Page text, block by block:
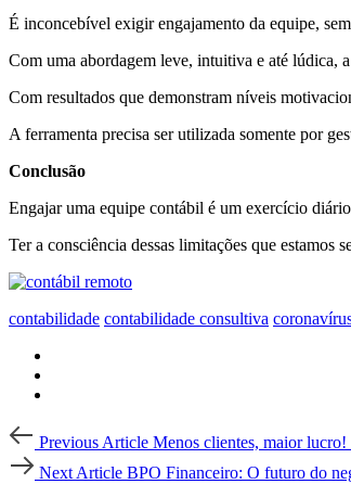
É inconcebível exigir engajamento da equipe,
Com uma abordagem leve, intuitiva e até lúdica,
Com resultados que demonstram níveis
A ferramenta precisa ser utilizada somente por
Conclusão
Engajar uma equipe contábil é um exercício
Ter a consciência dessas limitações que
contabilidade contabilidade consultiva
Post
navigation
Article
Previous Article Menos clientes, maior
Article
Next Article BPO Financeiro: O futuro do